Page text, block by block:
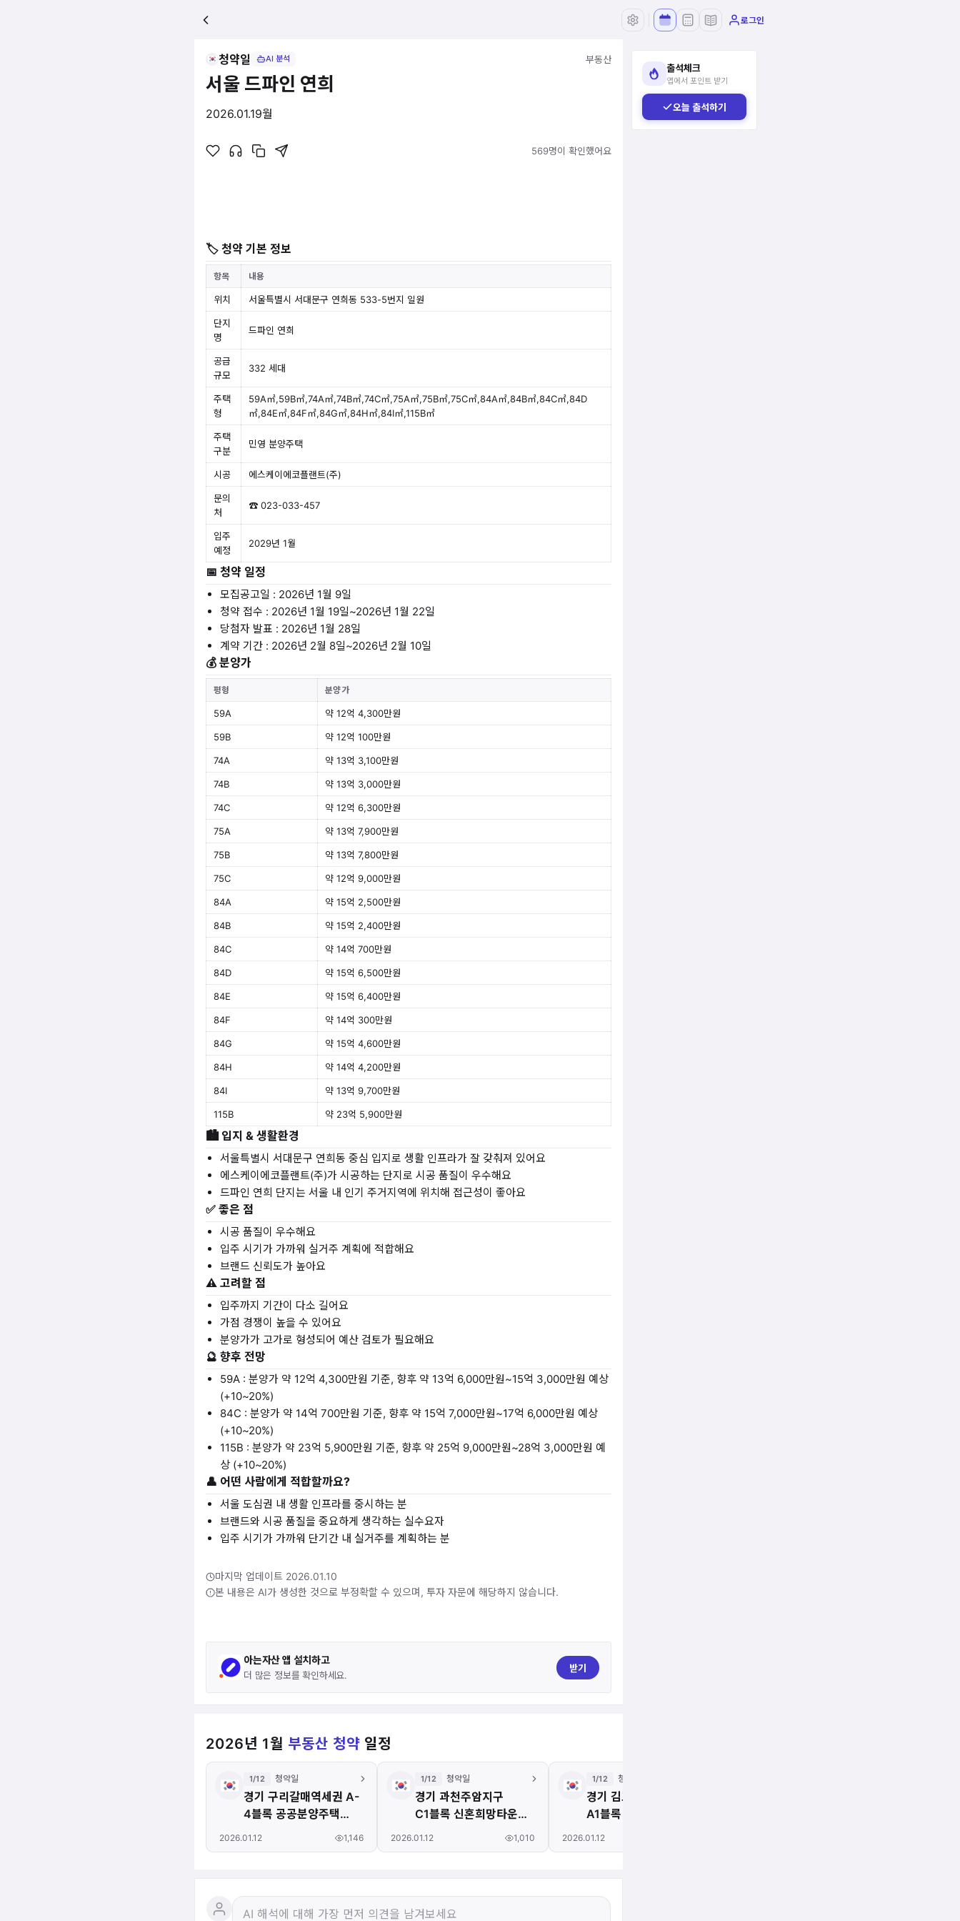
로그인
청약일 AI 분석 부동산
서울 드파인 연희
2026.01.19월
569명이 확인했어요
🏷 청약 기본 정보
항목 내용
위치 서울특별시 서대문구 연희동 533-5번지 일원
단지
명
드파인 연희
공급
규모
332 세대
주택
형
59A㎡,59B㎡,74A㎡,74B㎡,74C㎡,75A㎡,75B㎡,75C㎡,84A㎡,84B㎡,84C㎡,84D
㎡,84E㎡,84F㎡,84G㎡,84H㎡,84I㎡,115B㎡
주택
구분
민영 분양주택
시공 에스케이에코플랜트(주)
문의
처
☎ 023-033-457
입주
예정
2029년 1월
📅 청약 일정
모집공고일 : 2026년 1월 9일
청약 접수 : 2026년 1월 19일~2026년 1월 22일
당첨자 발표 : 2026년 1월 28일
계약 기간 : 2026년 2월 8일~2026년 2월 10일
💰 분양가
평형 분양가
59A 약 12억 4,300만원
59B 약 12억 100만원
74A 약 13억 3,100만원
74B 약 13억 3,000만원
74C 약 12억 6,300만원
75A 약 13억 7,900만원
75B 약 13억 7,800만원
75C 약 12억 9,000만원
84A 약 15억 2,500만원
84B 약 15억 2,400만원
84C 약 14억 700만원
84D 약 15억 6,500만원
84E 약 15억 6,400만원
84F 약 14억 300만원
84G 약 15억 4,600만원
84H 약 14억 4,200만원
84I 약 13억 9,700만원
115B 약 23억 5,900만원
🏙️ 입지 & 생활환경
서울특별시 서대문구 연희동 중심 입지로 생활 인프라가 잘 갖춰져 있어요
에스케이에코플랜트(주)가 시공하는 단지로 시공 품질이 우수해요
드파인 연희 단지는 서울 내 인기 주거지역에 위치해 접근성이 좋아요
✅ 좋은 점
시공 품질이 우수해요
입주 시기가 가까워 실거주 계획에 적합해요
브랜드 신뢰도가 높아요
⚠️ 고려할 점
입주까지 기간이 다소 길어요
가점 경쟁이 높을 수 있어요
분양가가 고가로 형성되어 예산 검토가 필요해요
🔮 향후 전망
59A : 분양가 약 12억 4,300만원 기준, 향후 약 13억 6,000만원~15억 3,000만원 예상
(+10~20%)
84C : 분양가 약 14억 700만원 기준, 향후 약 15억 7,000만원~17억 6,000만원 예상
(+10~20%)
115B : 분양가 약 23억 5,900만원 기준, 향후 약 25억 9,000만원~28억 3,000만원 예
상 (+10~20%)
👤 어떤 사람에게 적합할까요?
서울 도심권 내 생활 인프라를 중시하는 분
브랜드와 시공 품질을 중요하게 생각하는 실수요자
입주 시기가 가까워 단기간 내 실거주를 계획하는 분
마지막 업데이트 2026.01.10
본 내용은 AI가 생성한 것으로 부정확할 수 있으며, 투자 자문에 해당하지 않습니다.
아는자산 앱 설치하고
더 많은 정보를 확인하세요.
받기
2026년 1월 부동산 청약 일정
1/12 청약일
경기 구리갈매역세권 A-
4블록 공공분양주택
(본청약)
2026.01.12 1,146
1/12 청약일
경기 과천주암지구
C1블록 신혼희망타운
(공공분양)(본청약)
2026.01.12 1,010
1/12 청약일
경기 김포고촌2지구
A1블록 공공분양주택
2026.01.12
출석체크
앱에서 포인트 받기
오늘 출석하기